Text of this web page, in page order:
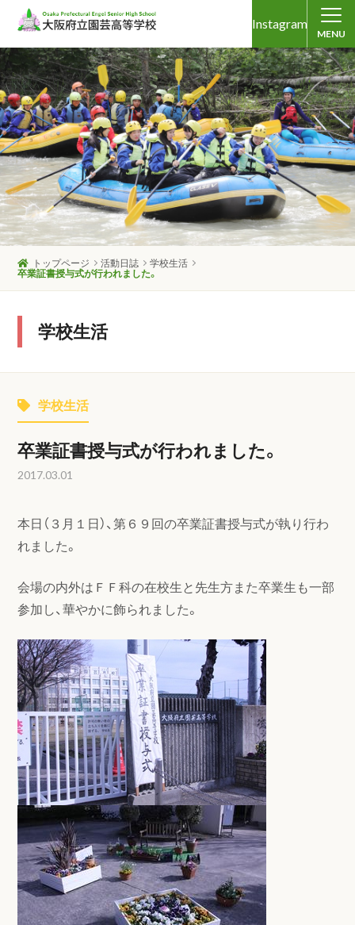
Instagram
MENU
トップページ 活動日誌
学校生活
卒業証書授与式が行われました。
学校生活
学校生活
卒業証書授与式が行われました。
2017.03.01
本日（３月１日）、第６９回の卒業証書授与式が執り行わ
れました。
会場の内外はＦＦ科の在校生と先生方また卒業生も一部
参加し、華やかに飾られました。